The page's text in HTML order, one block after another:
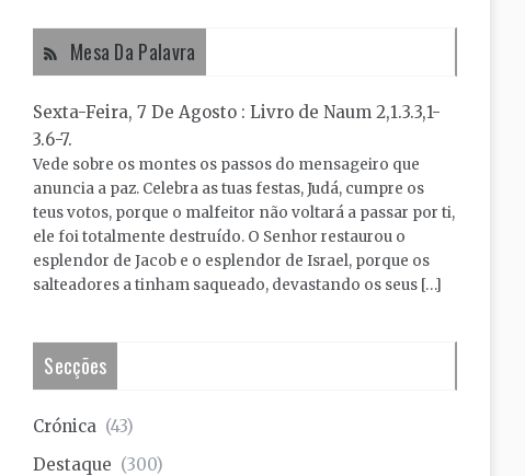
Mesa Da Palavra
Sexta-Feira, 7 De Agosto : Livro de Naum 2,1.3.3,1-
3.6-7.
Vede sobre os montes os passos do mensageiro que
anuncia a paz. Celebra as tuas festas, Judá, cumpre os
teus votos, porque o malfeitor não voltará a passar por ti,
ele foi totalmente destruído. O Senhor restaurou o
esplendor de Jacob e o esplendor de Israel, porque os
salteadores a tinham saqueado, devastando os seus […]
Secções
Crónica (43)
Destaque (300)